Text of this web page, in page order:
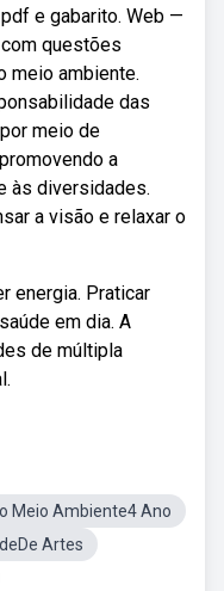
e gabarito. Web —
questões
meio ambiente.
das
meio de
a
às diversidades.
a visão e relaxar o
energia. Praticar
em dia. A
de múltipla
Meio Ambiente4 Ano
Artes